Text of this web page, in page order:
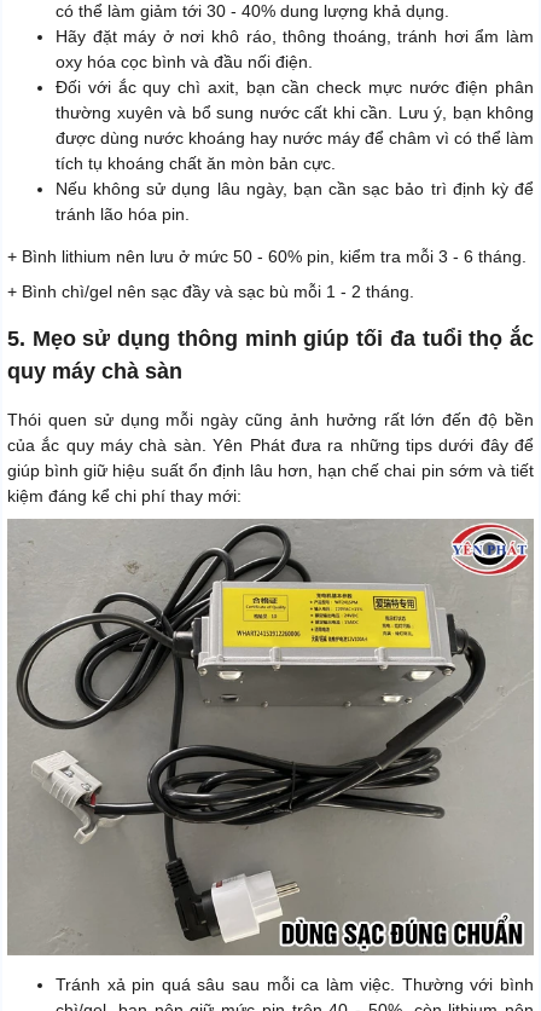
có thể làm giảm tới 30 - 40% dung lượng khả dụng.
Hãy đặt máy ở nơi khô ráo, thông thoáng, tránh hơi ẩm làm
oxy hóa cọc bình và đầu nối điện.
Đối với ắc quy chì axit, bạn cần check mực nước điện phân
thường xuyên và bổ sung nước cất khi cần. Lưu ý, bạn không
được dùng nước khoáng hay nước máy để châm vì có thể làm
tích tụ khoáng chất ăn mòn bản cực.
Nếu không sử dụng lâu ngày, bạn cần sạc bảo trì định kỳ để
tránh lão hóa pin.
+ Bình lithium nên lưu ở mức 50 - 60% pin, kiểm tra mỗi 3 - 6 tháng.
+ Bình chì/gel nên sạc đầy và sạc bù mỗi 1 - 2 tháng.
5. Mẹo sử dụng thông minh giúp tối đa tuổi thọ ắc
quy máy chà sàn
Thói quen sử dụng mỗi ngày cũng ảnh hưởng rất lớn đến độ bền
của ắc quy máy chà sàn. Yên Phát đưa ra những tips dưới đây để
giúp bình giữ hiệu suất ổn định lâu hơn, hạn chế chai pin sớm và tiết
kiệm đáng kể chi phí thay mới:
Tránh xả pin quá sâu sau mỗi ca làm việc. Thường với bình